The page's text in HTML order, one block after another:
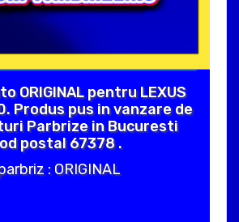
ORIGINAL pentru LEXUS
Produs pus in vanzare de
Parbrize in Bucuresti
postal 67378 .
: ORIGINAL